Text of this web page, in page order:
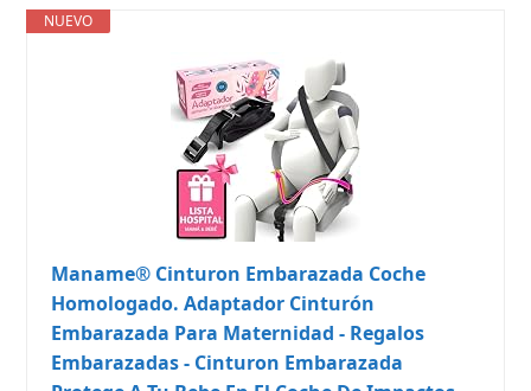
NUEVO
Maname® Cinturon Embarazada Coche
Homologado. Adaptador Cinturón
Embarazada Para Maternidad - Regalos
Embarazadas - Cinturon Embarazada